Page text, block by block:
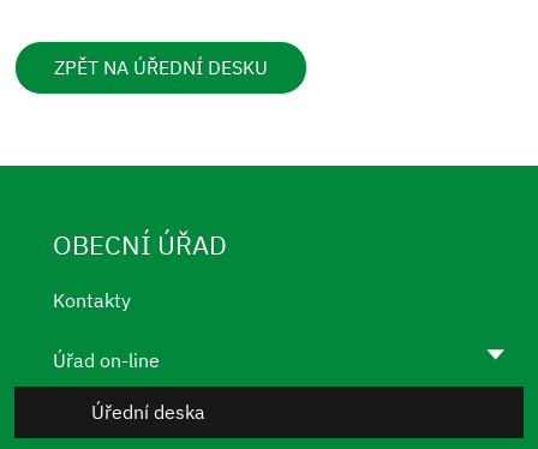
ZPĚT NA ÚŘEDNÍ DESKU
OBECNÍ ÚŘAD
Kontakty
Úřad on-line
Úřední deska